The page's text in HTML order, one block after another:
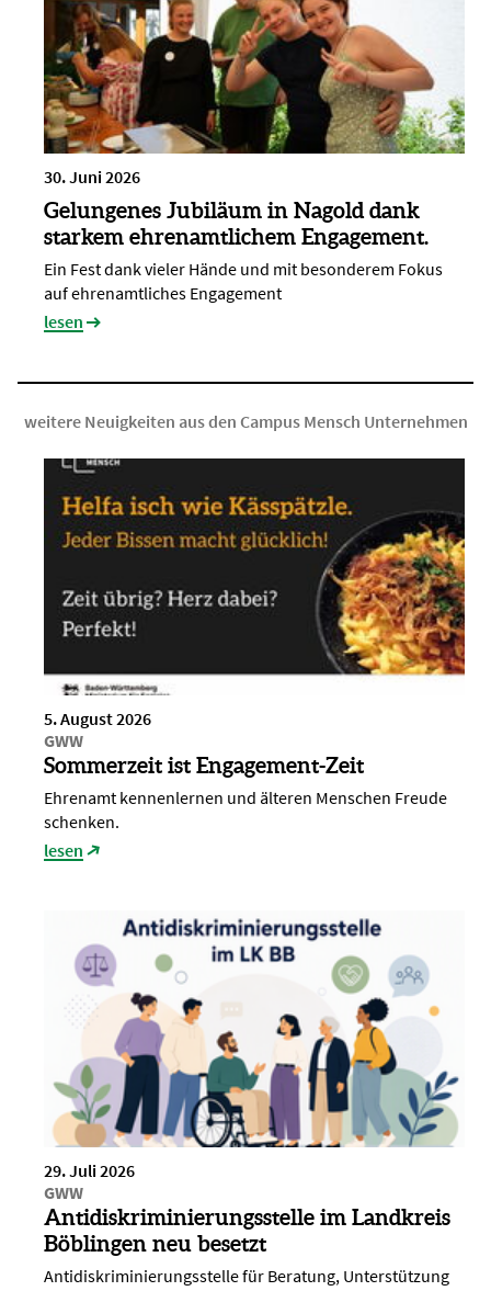
30. Juni 2026
Gelungenes Jubiläum in Nagold dank
starkem ehrenamtlichem Engagement.
Ein Fest dank vieler Hände und mit besonderem Fokus
auf ehrenamtliches Engagement
lesen
weitere Neuigkeiten aus den Campus Mensch Unternehmen
5. August 2026
GWW
Sommerzeit ist Engagement-Zeit
Ehrenamt kennenlernen und älteren Menschen Freude
schenken.
lesen
29. Juli 2026
GWW
Antidiskriminierungsstelle im Landkreis
Böblingen neu besetzt
Antidiskriminierungsstelle für Beratung, Unterstützung